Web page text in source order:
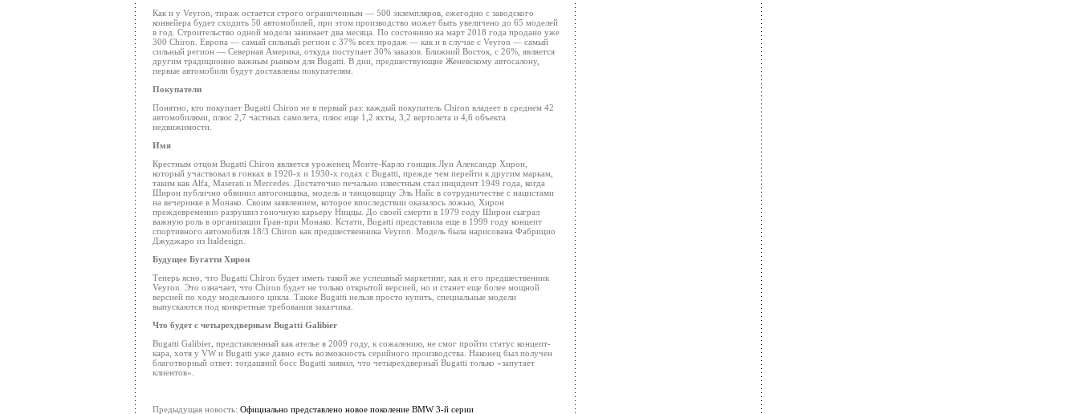
Как и у Veyron, тираж остается строго ограниченным — 500 экземпляров, ежегодно с заводского
конвейера будет сходить 50 автомобилей, при этом производство может быть увеличено до 65 моделей
в год. Строительство одной модели занимает два месяца. По состоянию на март 2018 года продано уже
300 Chiron. Европа — самый сильный регион с 37% всех продаж — как и в случае с Veyron — самый
сильный регион — Северная Америка, откуда поступает 30% заказов. Ближний Восток, с 26%, является
другим традиционно важным рынком для Bugatti. В дни, предшествующие Женевскому автосалону,
первые автомобили будут доставлены покупателям.
Покупатели
Понятно, кто покупает Bugatti Chiron не в первый раз: каждый покупатель Chiron владеет в среднем 42
автомобилями, плюс 2,7 частных самолета, плюс еще 1,2 яхты, 3,2 вертолета и 4,6 объекта
недвижимости.
Имя
Крестным отцом Bugatti Chiron является уроженец Монте-Карло гонщик Луи Александр Хирон,
который участвовал в гонках в 1920-х и 1930-х годах с Bugatti, прежде чем перейти к другим маркам,
таким как Alfa, Maserati и Mercedes. Достаточно печально известным стал инцидент 1949 года, когда
Широн публично обвинил автогонщика, модель и танцовщицу Эль Найс в сотрудничестве с нацистами
на вечеринке в Монако. Своим заявлением, которое впоследствии оказалось ложью, Хирон
преждевременно разрушил гоночную карьеру Ниццы. До своей смерти в 1979 году Широн сыграл
важную роль в организации Гран-при Монако. Кстати, Bugatti представила еще в 1999 году концепт
спортивного автомобиля 18/3 Chiron как предшественника Veyron. Модель была нарисована Фабрицио
Джуджаро из Italdesign.
Будущее Бугатти Хирон
Теперь ясно, что Bugatti Chiron будет иметь такой же успешный маркетинг, как и его предшественник
Veyron. Это означает, что Chiron будет не только открытой версией, но и станет еще более мощной
версией по ходу модельного цикла. Также Bugatti нельзя просто купить, специальные модели
выпускаются под конкретные требования заказчика.
Что будет с четырехдверным Bugatti Galibier
Bugatti Galibier, представленный как ателье в 2009 году, к сожалению, не смог пройти статус концепт-
кара, хотя у VW и Bugatti уже давно есть возможность серийного производства. Наконец был получен
благотворный ответ: тогдашний босс Bugatti заявил, что четырехдверный Bugatti только «запутает
клиентов».
Предыдущая новость: Официально представлено новое поколение BMW 3-й серии